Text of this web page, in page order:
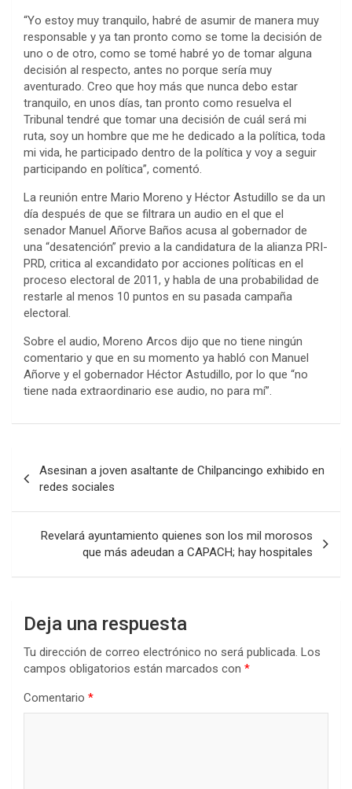
“Yo estoy muy tranquilo, habré de asumir de manera muy
responsable y ya tan pronto como se tome la decisión de
uno o de otro, como se tomé habré yo de tomar alguna
decisión al respecto, antes no porque sería muy
aventurado. Creo que hoy más que nunca debo estar
tranquilo, en unos días, tan pronto como resuelva el
Tribunal tendré que tomar una decisión de cuál será mi
ruta, soy un hombre que me he dedicado a la política, toda
mi vida, he participado dentro de la política y voy a seguir
participando en política”, comentó.
La reunión entre Mario Moreno y Héctor Astudillo se da un
día después de que se filtrara un audio en el que el
senador Manuel Añorve Baños acusa al gobernador de
una “desatención” previo a la candidatura de la alianza PRI-
PRD, critica al excandidato por acciones políticas en el
proceso electoral de 2011, y habla de una probabilidad de
restarle al menos 10 puntos en su pasada campaña
electoral.
Sobre el audio, Moreno Arcos dijo que no tiene ningún
comentario y que en su momento ya habló con Manuel
Añorve y el gobernador Héctor Astudillo, por lo que “no
tiene nada extraordinario ese audio, no para mí”.
de
entradas
Asesinan a joven asaltante de Chilpancingo exhibido en
redes sociales
Revelará ayuntamiento quienes son los mil morosos
que más adeudan a CAPACH; hay hospitales
Deja una respuesta
Tu dirección de correo electrónico no será publicada. Los
campos obligatorios están marcados con *
Comentario *